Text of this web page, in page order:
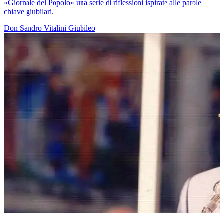
«Giornale del Popolo» una serie di riflessioni ispirate alle parole
chiave giubilari.
Don Sandro Vitalini Giubileo